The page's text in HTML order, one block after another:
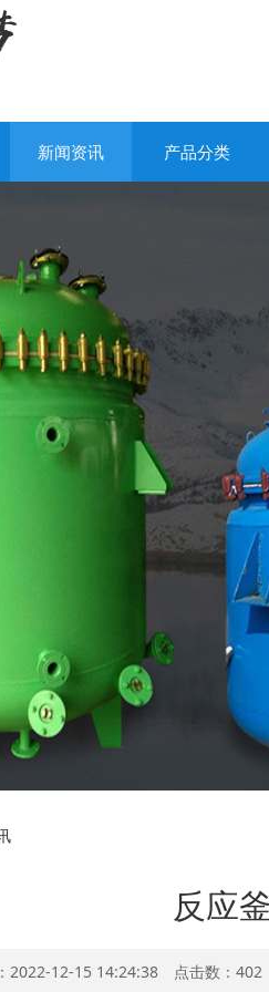
新闻资讯 产品分类
反应
2022-12-15 14:24:38 点击数： 402